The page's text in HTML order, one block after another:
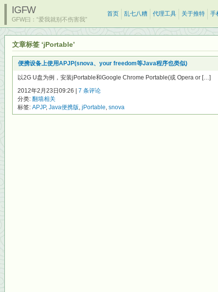
IGFW
GFW曰：“爱我就别不伤害我”
首页 乱七八糟 代理工具 关于推特 手
文章标签 ‘jPortable’
便携设备上使用APJP(snova、your freedom等Java程序也类似)
以2G U盘为例，安装jPortable和Google Chrome Portable(或 Opera or […]
2012年2月23日09:26 | 7 条评论
分类: 翻墙相关
标签: APJP, Java便携版, jPortable, snova